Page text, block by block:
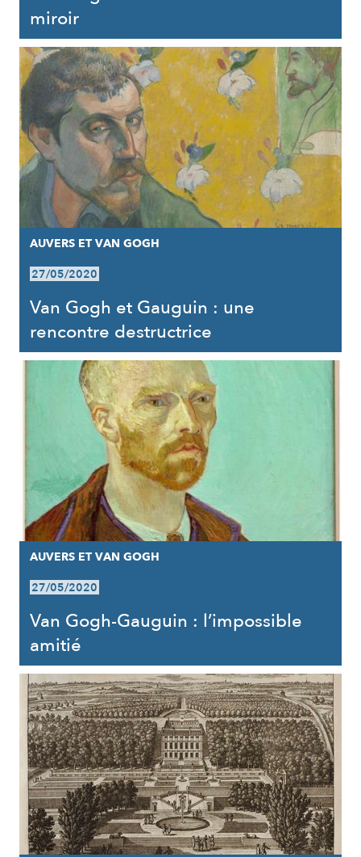
miroir
AUVERS ET VAN GOGH
27/05/2020
Van Gogh et Gauguin : une
rencontre destructrice
AUVERS ET VAN GOGH
27/05/2020
Van Gogh-Gauguin : l’impossible
amitié